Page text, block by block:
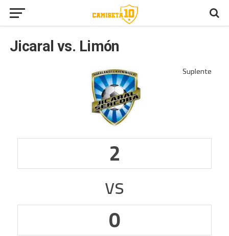
Jicaral vs. Limón
2
vs
0